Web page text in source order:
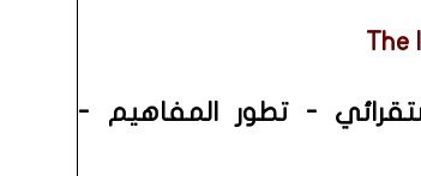
- تطور المفاهيم -